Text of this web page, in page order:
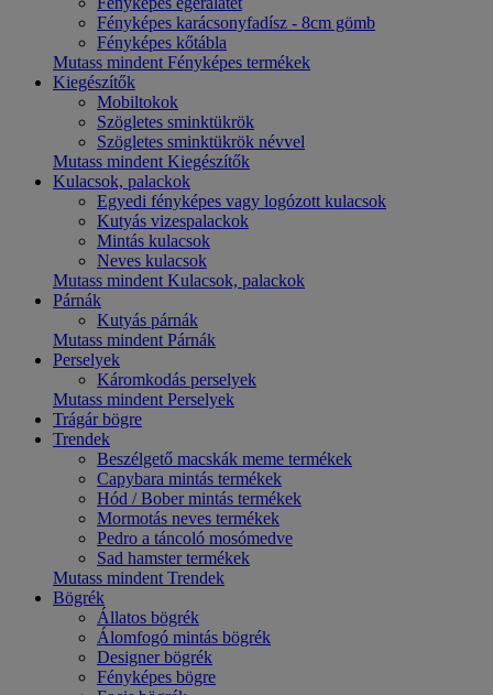
Fényképes karácsonyfadísz - 8cm gömb
Fényképes kőtábla
Mutass mindent Fényképes termékek
Kiegészítők
Mobiltokok
Szögletes sminktükrök
Szögletes sminktükrök névvel
Mutass mindent Kiegészítők
Kulacsok, palackok
Egyedi fényképes vagy logózott kulacsok
Kutyás vizespalackok
Mintás kulacsok
Neves kulacsok
Mutass mindent Kulacsok, palackok
Párnák
Kutyás párnák
Mutass mindent Párnák
Perselyek
Káromkodás perselyek
Mutass mindent Perselyek
Trágár bögre
Trendek
Beszélgető macskák meme termékek
Capybara mintás termékek
Hód / Bober mintás termékek
Mormotás neves termékek
Pedro a táncoló mosómedve
Sad hamster termékek
Mutass mindent Trendek
Bögrék
Állatos bögrék
Álomfogó mintás bögrék
Designer bögrék
Fényképes bögre